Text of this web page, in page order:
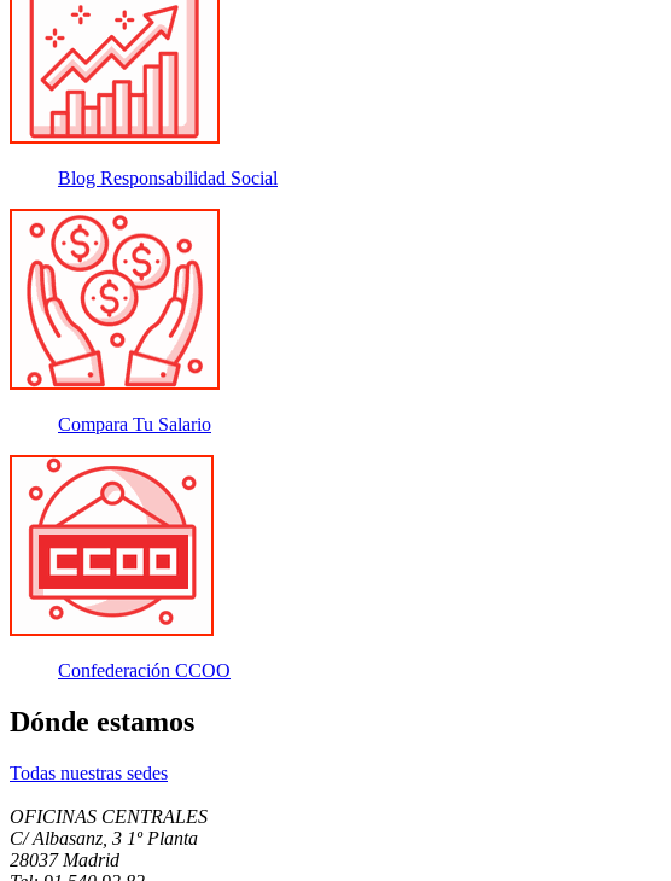
Blog Responsabilidad Social
Compara Tu Salario
Confederación CCOO
Dónde estamos
Todas nuestras sedes
OFICINAS CENTRALES
C/ Albasanz, 3 1º Planta
28037 Madrid